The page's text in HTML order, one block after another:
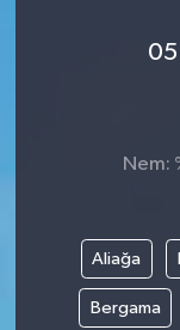
Nem:
Aliağa
Bergama